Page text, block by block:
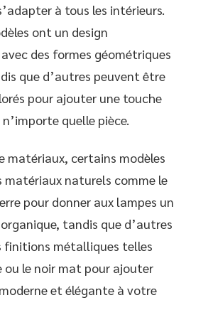
à tous les intérieurs.
ont un design
des formes géométriques
que d’autres peuvent être
pour ajouter une touche
quelle pièce.
matériaux, certains modèles
matériaux naturels comme le
pour donner aux lampes un
tandis que d’autres
finitions métalliques telles
ou le noir mat pour ajouter
et élégante à votre